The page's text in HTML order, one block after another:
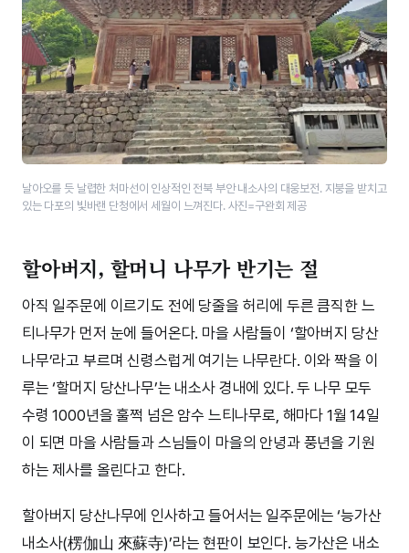
날아오를 듯 날렵한 처마선이 인상적인 ​전북 부안 내소사의 대웅보전. ​지붕을 받치고
있는 다포의 빛바랜 단청에서 세월이 느껴진다. 사진=구완회 제공
할아버지, 할머니 나무가 반기는 절
아직 일주문에 이르기도 전에 당줄을 허리에 두른 큼직한 느
티나무가 먼저 눈에 들어온다. 마을 사람들이 ‘할아버지 당산
나무’라고 부르며 신령스럽게 여기는 나무란다. 이와 짝을 이
루는 ‘할머지 당산나무’는 내소사 경내에 있다. 두 나무 모두
수령 1000년을 훌쩍 넘은 암수 느티나무로, 해마다 1월 14일
이 되면 마을 사람들과 스님들이 마을의 안녕과 풍년을 기원
하는 제사를 올린다고 한다.
할아버지 당산나무에 인사하고 들어서는 일주문에는 ‘능가산
내소사(楞伽山 來蘇寺)’라는 현판이 보인다. 능가산은 내소